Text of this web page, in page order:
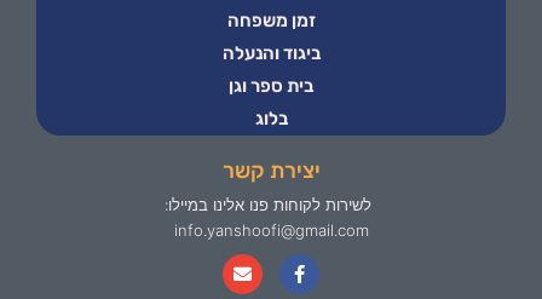
זמן משפחה
ביגוד והנעלה
בית ספר וגן
בלוג
יצירת קשר
לשירות לקוחות פנו אלינו במיילו:
info.yanshoofi@gmail.com